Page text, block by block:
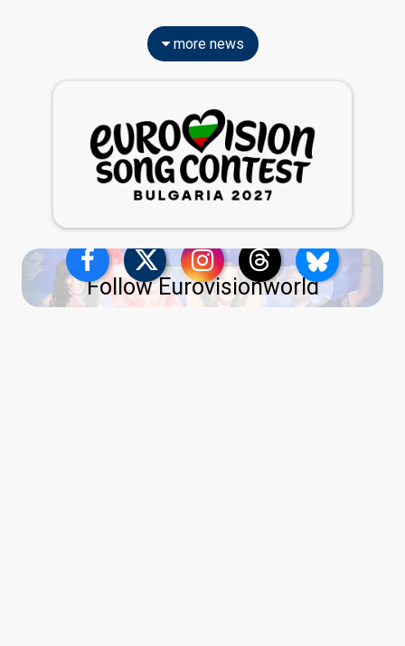
more news
Follow Eurovisionworld